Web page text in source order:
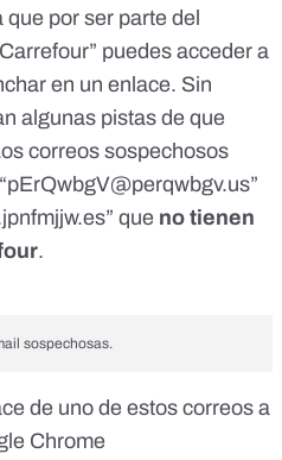
por ser parte del
puedes acceder a
en un enlace. Sin
algunas pistas de que
correos sospechosos
pErQwbgV@perqwbgv.us”
” que no tienen
.
sospechosas.
de uno de estos correos a
Chrome